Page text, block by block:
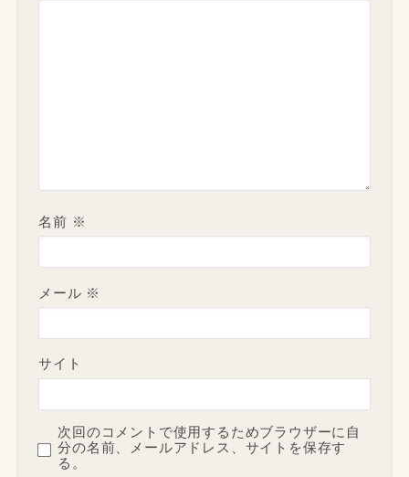
名前 ※
メール ※
サイト
次回のコメントで使用するためブラウザーに自
分の名前、メールアドレス、サイトを保存す
る。